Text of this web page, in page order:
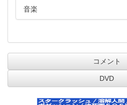
音楽
コメント
DVD